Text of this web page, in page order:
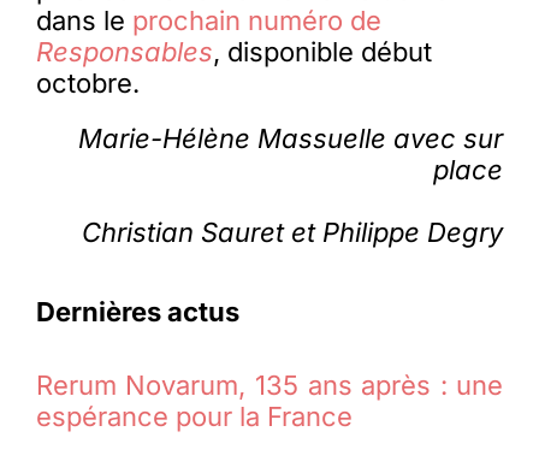
dans le prochain numéro de
Responsables, disponible début
octobre.
Marie-Hélène Massuelle avec sur
place
Christian Sauret et Philippe Degry
Dernières actus
Rerum Novarum, 135 ans après : une
espérance pour la France